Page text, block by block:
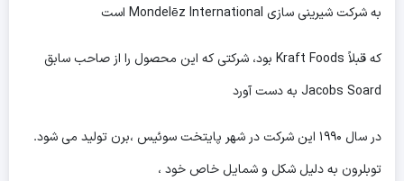
به شرکت شیرینی سازی Mondelēz International است
که قبلاً Kraft Foods بود، شرکتی که این محصول را از صاحب سابق
Jacobs Soard به دست آورد
در سال ۱۹۹۰ این شرکت در شهر پایتخت سوئیس ،برن تولید می شود.
توبلرون به دلیل شکل و شمایل خاص خود ،